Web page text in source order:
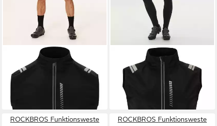
ENDURANCE
Softshellweste Justine mit
wasserdichter Membran
90,95 € 109,95 €
-17%
ENDURANCE
Softshellweste Julliet mit
reflektierenden Elementen
90,95 € 109,95 €
-17%
ROCKBROS Funktionsweste
ROCKBROS Funktionsweste